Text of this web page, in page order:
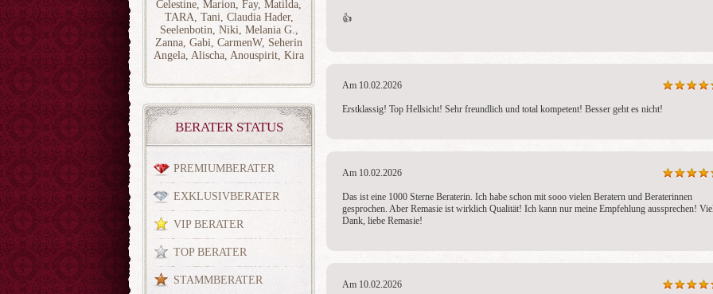
Celestine, Marion, Fay, Matilda,
TARA, Tani, Claudia Hader,
Seelenbotin, Niki, Melania G.,
Zanna, Gabi, CarmenW, Seherin
Angela, Alischa, Anouspirit, Kira
BERATER STATUS
PREMIUMBERATER
EXKLUSIVBERATER
VIP BERATER
TOP BERATER
STAMMBERATER
👍
Am 10.02.2026
Erstklassig! Top Hellsicht! Sehr freundlich und total kompetent! Besser geht es nicht!
Am 10.02.2026
Das ist eine 1000 Sterne Beraterin. Ich habe schon mit sooo vielen Beratern und Beraterinnen
gesprochen. Aber Remasie ist wirklich Qualität! Ich kann nur meine Empfehlung aussprechen!
Dank, liebe Remasie!
Am 10.02.2026